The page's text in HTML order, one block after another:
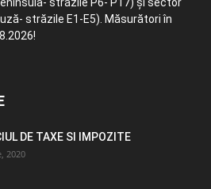
străzile P6- P17) și sector
străzile E1-E5). Măsurători în
DE TAXE SI IMPOZITE
2020